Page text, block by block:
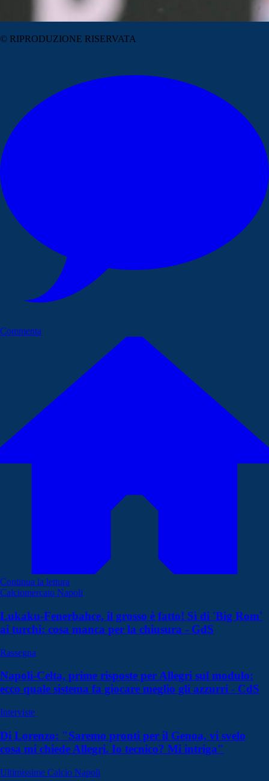
© RIPRODUZIONE RISERVATA
Commenta
Continua la lettura
Calciomercato Napoli
Lukaku-Fenerbahce, il grosso è fatto! Sì di 'Big Rom'
ai turchi: cosa manca per la chiusura - GdS
Rassegna
Napoli-Celta, prime risposte per Allegri sul modulo:
ecco quale sistema fa giocare meglio gli azzurri - CdS
Interviste
Di Lorenzo: "Saremo pronti per il Genoa, vi svelo
cosa mi chiede Allegri. Io tecnico? Mi intriga"
Ultimissime Calcio Napoli